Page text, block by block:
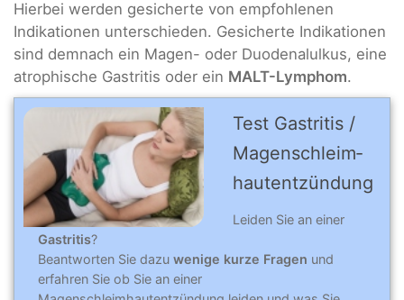
Hierbei werden gesicherte von empfohlenen
Indikationen unterschieden. Gesicherte Indikationen
sind demnach ein Magen- oder Duodenalulkus, eine
atrophische Gastritis oder ein MALT-Lymphom.
Test Gastri­tis /
Magen­schleim­
hautent­zündung
Leiden Sie an einer
Gastritis?
Beantworten Sie dazu wenige kurze Fragen und
erfahren Sie ob Sie an einer